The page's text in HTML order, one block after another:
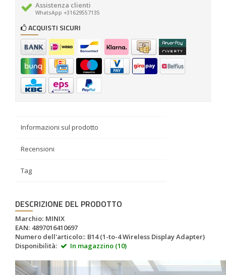
Assistenza clienti
WhatsApp +31629557135
ACQUISTI SICURI
Informazioni sul prodotto
Recensioni
Tag
DESCRIZIONE DEL PRODOTTO
Marchio: MINIX
EAN: 4897016410697
Numero dell'articolo:: B14 (1-to-4 Wireless Display Adapter)
Disponibilità:
In magazzino (10)